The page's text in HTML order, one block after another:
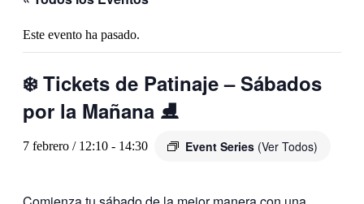
Este evento ha pasado.
❄️ Tickets de Patinaje – Sábados
por la Mañana ⛸️
7 febrero / 12:10 - 14:30 Event Series (Ver Todos)